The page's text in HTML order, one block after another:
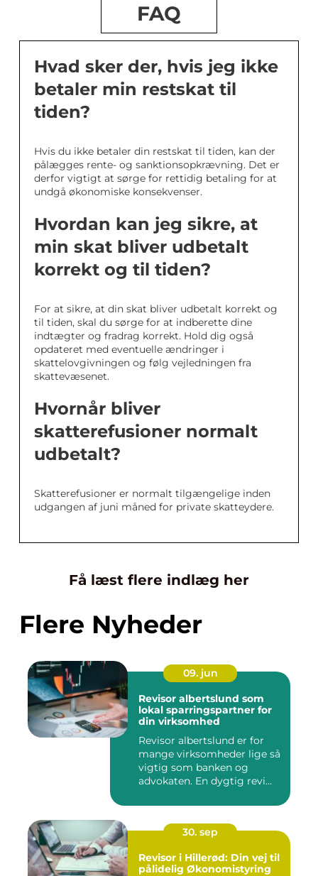
FAQ
Hvad sker der, hvis jeg ikke
betaler min restskat til
tiden?
Hvis du ikke betaler din restskat til tiden, kan der
pålægges rente- og sanktionsopkrævning. Det er
derfor vigtigt at sørge for rettidig betaling for at
undgå økonomiske konsekvenser.
Hvordan kan jeg sikre, at
min skat bliver udbetalt
korrekt og til tiden?
For at sikre, at din skat bliver udbetalt korrekt og
til tiden, skal du sørge for at indberette dine
indtægter og fradrag korrekt. Hold dig også
opdateret med eventuelle ændringer i
skattelovgivningen og følg vejledningen fra
skattevæsenet.
Hvornår bliver
skatterefusioner normalt
udbetalt?
Skatterefusioner er normalt tilgængelige inden
udgangen af juni måned for private skatteydere.
Få læst flere indlæg her
Flere Nyheder
09. jun
Revisor albertslund som
lokal sparringspartner for
din virksomhed
Revisor albertslund er for
mange virksomheder lige så
vigtig som banken og
advokaten. En dygtig revi...
30. sep
Revisor i Hillerød: Din vej til
pålidelig Økonomistyring